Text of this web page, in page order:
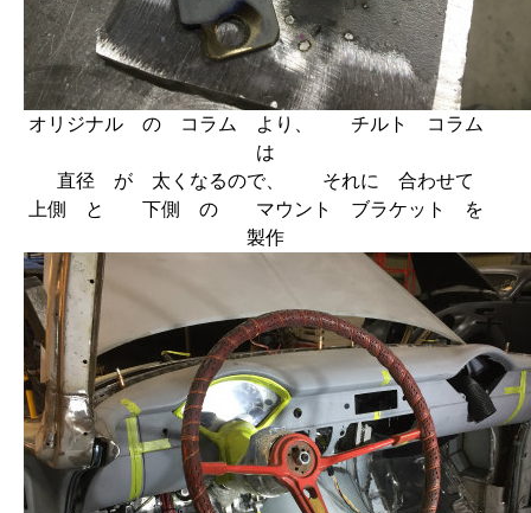
オリジナル の コラム より、 チルト コラム
は
直径 が 太くなるので、 それに 合わせて
上側 と 下側 の マウント ブラケット を
製作